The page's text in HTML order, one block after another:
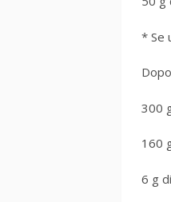
* Se
300
160
6 g